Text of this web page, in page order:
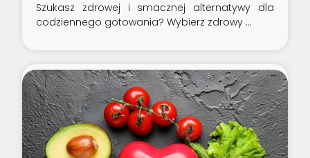
Szukasz zdrowej i smacznej alternatywy dla
codziennego gotowania? Wybierz zdrowy